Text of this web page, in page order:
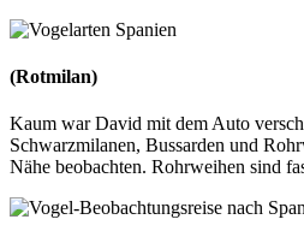
(Rotmilan)
Kaum war David mit dem Auto
Schwarzmilanen, Bussarden und
Nähe beobachten. Rohrweihen sind